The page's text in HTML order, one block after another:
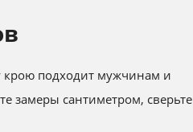
крою подходит мужчинам и
замеры сантиметром, сверьте